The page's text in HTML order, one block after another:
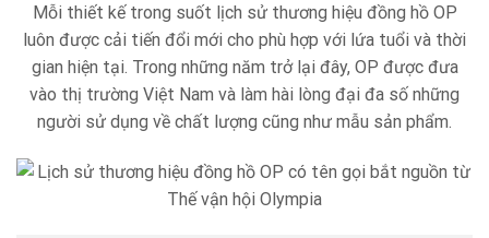
Mỗi thiết kế trong suốt lịch sử thương hiệu đồng hồ OP
luôn được cải tiến đổi mới cho phù hợp với lứa tuổi và thời
gian hiện tại. Trong những năm trở lại đây, OP được đưa
vào thị trường Việt Nam và làm hài lòng đại đa số những
người sử dụng về chất lượng cũng như mẫu sản phẩm.